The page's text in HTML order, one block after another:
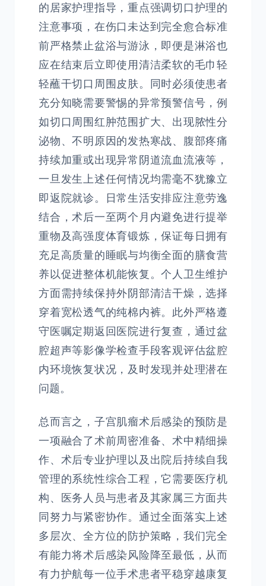
的居家护理指导，重点强调切口护理的
注意事项，在伤口未达到完全愈合标准
前严格禁止盆浴与游泳，即便是淋浴也
应在结束后立即使用清洁柔软的毛巾轻
轻蘸干切口周围皮肤。同时必须使患者
充分知晓需要警惕的异常预警信号，例
如切口周围红肿范围扩大、出现脓性分
泌物、不明原因的发热寒战、腹部疼痛
持续加重或出现异常阴道流血流液等，
一旦发生上述任何情况均需毫不犹豫立
即返院就诊。日常生活安排应注意劳逸
结合，术后一至两个月内避免进行提举
重物及高强度体育锻炼，保证每日拥有
充足高质量的睡眠与均衡全面的膳食营
养以促进整体机能恢复。个人卫生维护
方面需持续保持外阴部清洁干燥，选择
穿着宽松透气的纯棉内裤。此外严格遵
守医嘱定期返回医院进行复查，通过盆
腔超声等影像学检查手段客观评估盆腔
内环境恢复状况，及时发现并处理潜在
问题。
总而言之，子宫肌瘤术后感染的预防是
一项融合了术前周密准备、术中精细操
作、术后专业护理以及出院后持续自我
管理的系统性综合工程，它需要医疗机
构、医务人员与患者及其家属三方面共
同努力与紧密协作。通过全面落实上述
多层次、全方位的防护策略，我们完全
有能力将术后感染风险降至最低，从而
有力护航每一位手术患者平稳穿越康复